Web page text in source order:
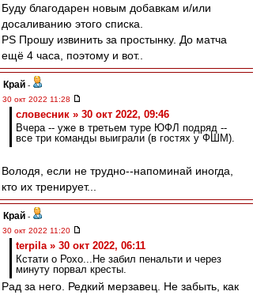
Буду благодарен новым добавкам и/или
досаливанию этого списка.
PS Прошу извинить за простынку. До матча
ещё 4 часа, поэтому и вот..
Край -
30 окт 2022 11:28
словесник » 30 окт 2022, 09:46
Вчера -- уже в третьем туре ЮФЛ подряд --
все три команды выиграли (в гостях у ФШМ).
Володя, если не трудно--напоминай иногда,
кто их тренирует...
Край -
30 окт 2022 11:20
terpila » 30 окт 2022, 06:11
Кстати о Рохо...Не забил пенальти и через
минуту порвал кресты.
Рад за него. Редкий мерзавец. Не забыть, как